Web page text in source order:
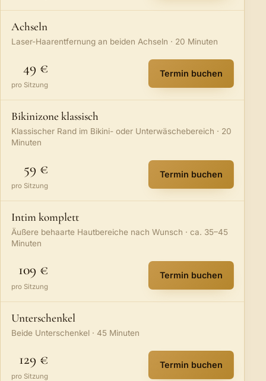
Achseln
Laser-Haarentfernung an beiden Achseln · 20 Minuten
49 €
pro Sitzung
Termin buchen
:Achseln
Bikinizone klassisch
Klassischer Rand im Bikini- oder Unterwäschebereich · 20
Minuten
59 €
pro Sitzung
Termin buchen
:Bikinizone
Intim komplett
Äußere behaarte Hautbereiche nach Wunsch · ca. 35–45
Minuten
109 €
pro Sitzung
Termin buchen
:Intim komplett
Unterschenkel
Beide Unterschenkel · 45 Minuten
129 €
pro Sitzung
Termin buchen
:Unterschenkel